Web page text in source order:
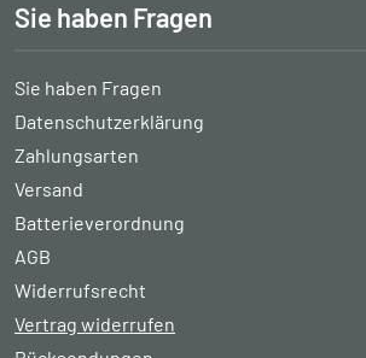
Sie haben Fragen
Sie haben Fragen
Datenschutzerklärung
Zahlungsarten
Versand
Batterieverordnung
AGB
Widerrufsrecht
Vertrag widerrufen